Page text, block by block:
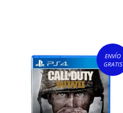
ENVÍO
GRATIS